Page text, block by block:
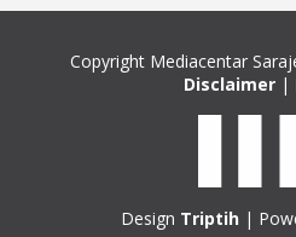
Copyright Mediacentar
Disclaimer |
Design Triptih|